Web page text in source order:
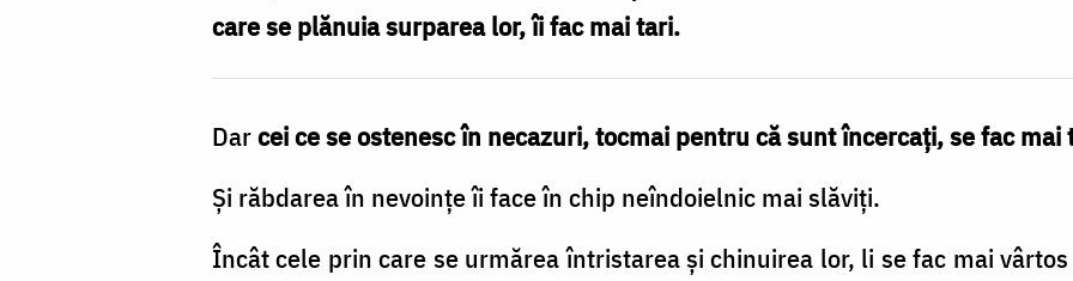
care se plănuia surparea lor, îi fac mai tari.
Darcei ce se ostenesc în necazuri, tocmai pentru că sunt încercați, se fac mai
Și răbdarea în nevoințe îi face în chip neîndoielnic mai slăviți.
Încât cele prin care se urmărea întristarea și chinuirea lor, li se fac mai